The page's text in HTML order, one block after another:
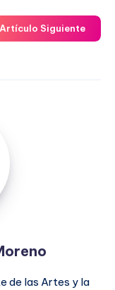
Artículo Siguiente
de las Artes y la